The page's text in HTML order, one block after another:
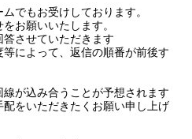
でもお受けしております。
お願いいたします。
させていただきます
によって、返信の順番が前後す
が込み合うことが予想されます
をいただきたくお願い申し上げ